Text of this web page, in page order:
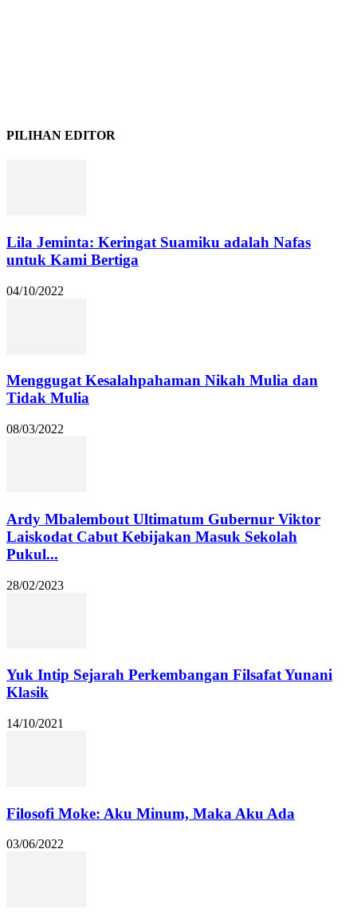
PILIHAN EDITOR
Lila Jeminta: Keringat Suamiku adalah Nafas
untuk Kami Bertiga
04/10/2022
Menggugat Kesalahpahaman Nikah Mulia dan
Tidak Mulia
08/03/2022
Ardy Mbalembout Ultimatum Gubernur Viktor
Laiskodat Cabut Kebijakan Masuk Sekolah
Pukul...
28/02/2023
Yuk Intip Sejarah Perkembangan Filsafat Yunani
Klasik
14/10/2021
Filosofi Moke: Aku Minum, Maka Aku Ada
03/06/2022